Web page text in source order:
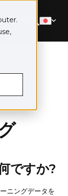
ですか?
ニングデータを